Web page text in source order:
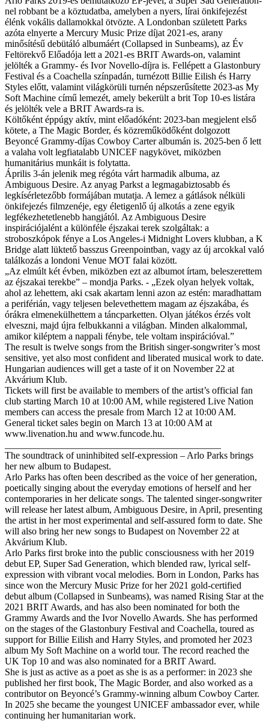
nel robbant be a köztudatba, amelyben a nyers, lírai önkifejezést
élénk vokális dallamokkal ötvözte. A Londonban született Parks
azóta elnyerte a Mercury Music Prize díjat 2021-es, arany
minősítésű debütáló albumáért (Collapsed in Sunbeams), az Év
Feltörekvő Előadója lett a 2021-es BRIT Awards-on, valamint
jelölték a Grammy- és Ivor Novello-díjra is. Fellépett a Glastonbury
Festival és a Coachella színpadán, turnézott Billie Eilish és Harry
Styles előtt, valamint világkörüli turnén népszerűsítette 2023-as My
Soft Machine című lemezét, amely bekerült a brit Top 10-es listára
és jelölték vele a BRIT Awards-ra is.
Költőként éppúgy aktív, mint előadóként: 2023-ban megjelent első
kötete, a The Magic Border, és közreműködőként dolgozott
Beyoncé Grammy-díjas Cowboy Carter albumán is. 2025-ben ő lett
a valaha volt legfiatalabb UNICEF nagykövet, miközben
humanitárius munkáit is folytatta.
Április 3-án jelenik meg régóta várt harmadik albuma, az
Ambiguous Desire. Az anyag Parkst a legmagabiztosabb és
legkísérletezőbb formájában mutatja. A lemez a gátlások nélküli
önkifejezés filmzenéje, egy életigenlő új alkotás a zene egyik
legfékezhetetlenebb hangjától. Az Ambiguous Desire
inspirációjalént a különféle éjszakai terek szolgáltak: a
stroboszkópok fénye a Los Angeles-i Midnight Lovers klubban, a K
Bridge alatt lüktető basszus Greenpointban, vagy az új arcokkal való
találkozás a londoni Venue MOT falai között.
„Az elmúlt két évben, miközben ezt az albumot írtam, beleszerettem
az éjszakai terekbe” – mondja Parks. - „Ezek olyan helyek voltak,
ahol az lehettem, aki csak akartam lenni azon az estén: maradhattam
a periférián, vagy teljesen belevethettem magam az éjszakába, és
órákra elmenekülhettem a táncparketten. Olyan játékos érzés volt
elveszni, majd újra felbukkanni a világban. Minden alkalommal,
amikor kiléptem a nappali fénybe, tele voltam inspirációval.”
The result is twelve songs from the British singer-songwriter’s most
sensitive, yet also most confident and liberated musical work to date.
Hungarian audiences will get a taste of it on November 22 at
Akvárium Klub.
Tickets will first be available to members of the artist’s official fan
club starting March 10 at 10:00 AM, while registered Live Nation
members can access the presale from March 12 at 10:00 AM.
General ticket sales begin on March 13 at 10:00 AM at
www.livenation.hu and www.funcode.hu.
The soundtrack of uninhibited self-expression – Arlo Parks brings
her new album to Budapest.
Arlo Parks has often been described as the voice of her generation,
poetically singing about the everyday emotions of herself and her
contemporaries in her delicate songs. The talented singer-songwriter
will release her latest album, Ambiguous Desire, in April, presenting
the artist in her most experimental and self-assured form to date. She
will also bring her new songs to Budapest on November 22 at
Akvárium Klub.
Arlo Parks first broke into the public consciousness with her 2019
debut EP, Super Sad Generation, which blended raw, lyrical self-
expression with vibrant vocal melodies. Born in London, Parks has
since won the Mercury Music Prize for her 2021 gold-certified
debut album (Collapsed in Sunbeams), was named Rising Star at the
2021 BRIT Awards, and has also been nominated for both the
Grammy Awards and the Ivor Novello Awards. She has performed
on the stages of the Glastonbury Festival and Coachella, toured as
support for Billie Eilish and Harry Styles, and promoted her 2023
album My Soft Machine on a world tour. The record reached the
UK Top 10 and was also nominated for a BRIT Award.
She is just as active as a poet as she is as a performer: in 2023 she
published her first book, The Magic Border, and also worked as a
contributor on Beyoncé’s Grammy-winning album Cowboy Carter.
In 2025 she became the youngest UNICEF ambassador ever, while
continuing her humanitarian work.